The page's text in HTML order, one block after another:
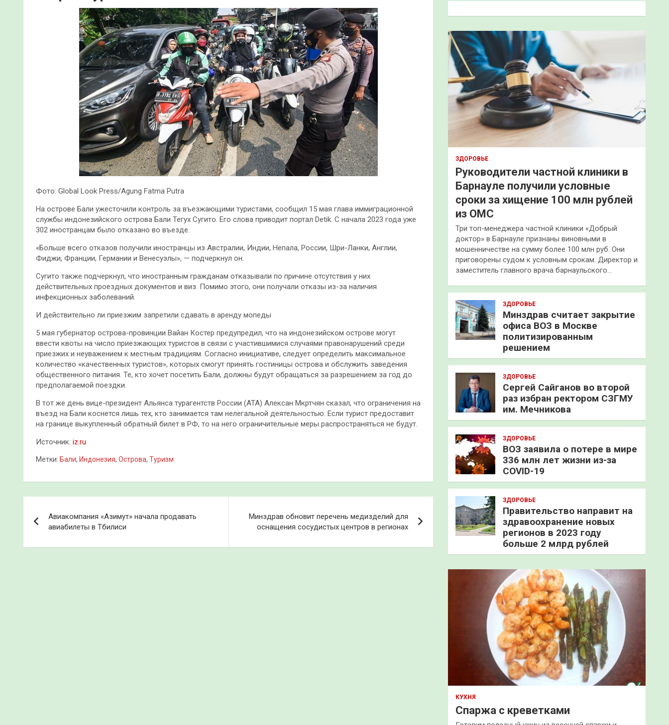
Фото: Global Look Press/Agung Fatma Putra
На острове Бали ужесточили контроль за въезжающими туристами, сообщил 15 мая глава иммиграционной
службы индонезийского острова Бали Тегух Сугито. Его слова приводит портал Detik. С начала 2023 года уже
302 иностранцам было отказано во въезде.
«Больше всего отказов получили иностранцы из Австралии, Индии, Непала, России, Шри-Ланки, Англии,
Фиджи, Франции, Германии и Венесуэлы», — подчеркнул он.
Сугито также подчеркнул, что иностранным гражданам отказывали по причине отсутствия у них
действительных проездных документов и виз. Помимо этого, они получали отказы из-за наличия
инфекционных заболеваний.
И действительно ли приезжим запретили сдавать в аренду мопеды
5 мая губернатор острова-провинции Вайан Костер предупредил, что на индонезийском острове могут
ввести квоты на число приезжающих туристов в связи с участившимися случаями правонарушений среди
приезжих и неуважением к местным традициям. Согласно инициативе, следует определить максимальное
количество «качественных туристов», которых смогут принять гостиницы острова и обслужить заведения
общественного питания. Те, кто хочет посетить Бали, должны будут обращаться за разрешением за год до
предполагаемой поездки.
В тот же день вице-президент Альянса турагентств России (АТА) Алексан Мкртчян сказал, что ограничения на
въезд на Бали коснется лишь тех, кто занимается там нелегальной деятельностью. Если турист предоставит
на границе выкупленный обратный билет в РФ, то на него ограничительные меры распространяться не будут.
Источник: iz.ru
Метки: Бали, Индонезия, Острова, Туризм
по
записям
Авиакомпания «Азимут» начала продавать
авиабилеты в Тбилиси
Минздрав обновит перечень медизделий для
оснащения сосудистых центров в регионах
к
ЗДОРОВЬЕ
Руководители частной клиники в
Барнауле получили условные
сроки за хищение 100 млн рублей
из ОМС
Три топ-менеджера частной клиники «Добрый
доктор» в Барнауле признаны виновными в
мошенничестве на сумму более 100 млн руб. Они
приговорены судом к условным срокам. Директор и
заместитель главного врача барнаульского…
ЗДОРОВЬЕ
Минздрав считает закрытие
офиса ВОЗ в Москве
политизированным
решением
ЗДОРОВЬЕ
Сергей Сайганов во второй
раз избран ректором СЗГМУ
им. Мечникова
ЗДОРОВЬЕ
ВОЗ заявила о потере в мире
336 млн лет жизни из-за
COVID-19
ЗДОРОВЬЕ
Правительство направит на
здравоохранение новых
регионов в 2023 году
больше 2 млрд рублей
КУХНЯ
Спаржа с креветками